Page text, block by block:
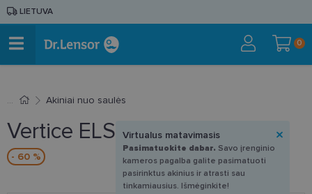
LIETUVA
0
Akiniai nuo saulės
Vertice ELS 8002 C2 51-21
- 60 %
Virtualus matavimasis
Pasimatuokite dabar. Savo įrenginio
kameros pagalba galite pasimatuoti
pasirinktus akinius ir atrasti sau
tinkamiausius. Išmėginkite!